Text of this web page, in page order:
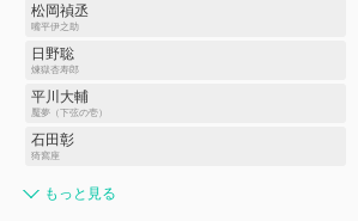
松岡禎丞
嘴平伊之助
日野聡
煉獄杏寿郎
平川大輔
魘夢（下弦の壱）
石田彰
猗窩座
もっと見る